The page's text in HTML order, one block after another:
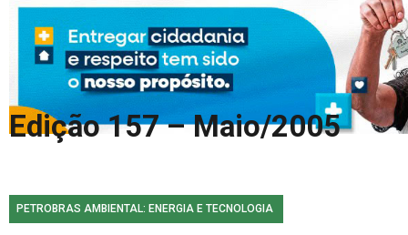
EDIÇÕES ANTERIORES
COLUNA DO MEIO
FALE CONOSCO
Edição 157 – Maio/2005
PETROBRAS AMBIENTAL: ENERGIA E TECNOLOGIA